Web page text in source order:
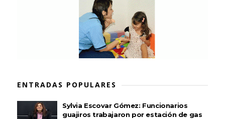
ENTRADAS POPULARES
Sylvia Escovar Gómez: Funcionarios
guajiros trabajaron por estación de gas